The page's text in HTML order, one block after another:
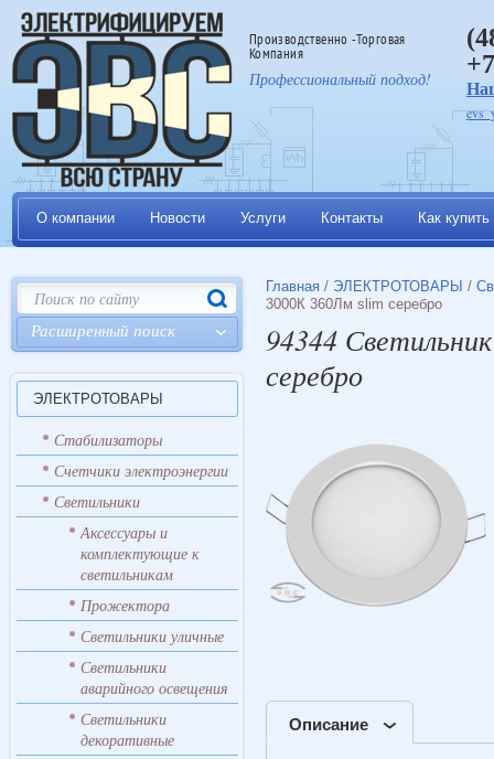
Производственно -Торговая
Компания
Профессиональный подход!
О компании Новости Услуги Контакты Как купить
Расширенный поиск
ЭЛЕКТРОТОВАРЫ
Стабилизаторы
Счетчики электроэнергии
Светильники
Аксессуары и
комплектующие к
светильникам
Прожектора
Светильники уличные
Светильники
аварийного освещения
Светильники
декоративные
Главная/ ЭЛЕКТРОТОВАРЫ /
3000К 360Лм slim серебро
94344
серебро
Описание